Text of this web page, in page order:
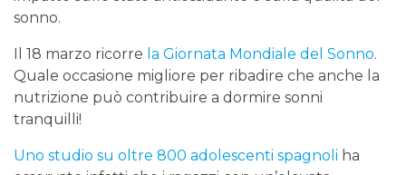
sonno.
Il 18 marzo ricorre la Giornata Mondiale del Sonno.
Quale occasione migliore per ribadire che anche la
nutrizione può contribuire a dormire sonni
tranquilli!
Uno studio su oltre 800 adolescenti spagnoli ha